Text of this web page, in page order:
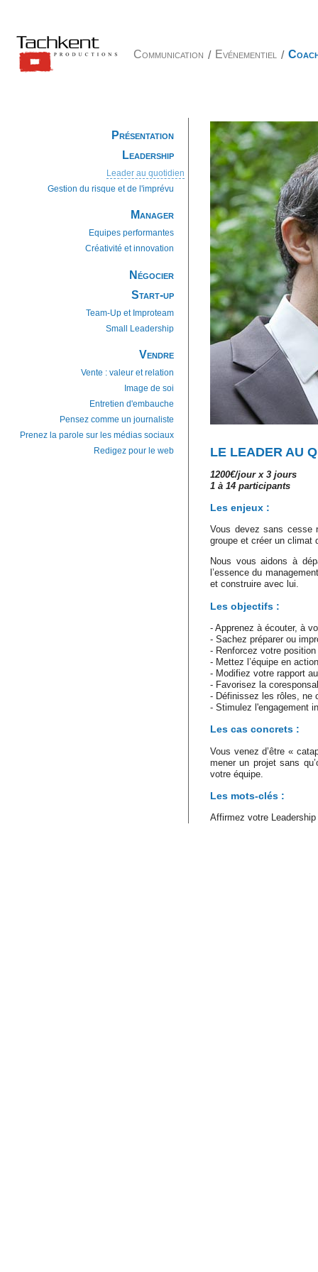
Communication / Evénementiel /
Présentation
Leadership
Leader au quotidien
Gestion du risque et de l'imprévu
Manager
Equipes performantes
Créativité et innovation
Négocier
Start-up
Team-Up et Improteam
Small Leadership
Vendre
Vente : valeur et relation
Image de soi
Entretien d'embauche
Pensez comme un journaliste
Prenez la parole sur les médias sociaux
Redigez pour le web
LE LEADER AU
1200€/jour x 3 jours
1 à 14 participants
Les enjeux :
Vous devez sans cesse
groupe et créer un climat
Nous vous aidons à
l’essence du
et construire avec lui.
Les objectifs :
- Apprenez à écouter, à
- Sachez préparer ou
- Renforcez votre
- Mettez l’équipe en
- Modifiez votre rapport
- Favorisez la
- Définissez les rôles, ne
- Stimulez l'engagement
Les cas concrets :
Vous venez d’être «
mener un projet sans
votre équipe.
Les mots-clés :
Affirmez votre